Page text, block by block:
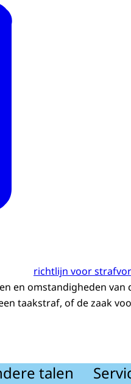
richtlijn voor
en omstandigheden van
taakstraf, of de zaak
talen